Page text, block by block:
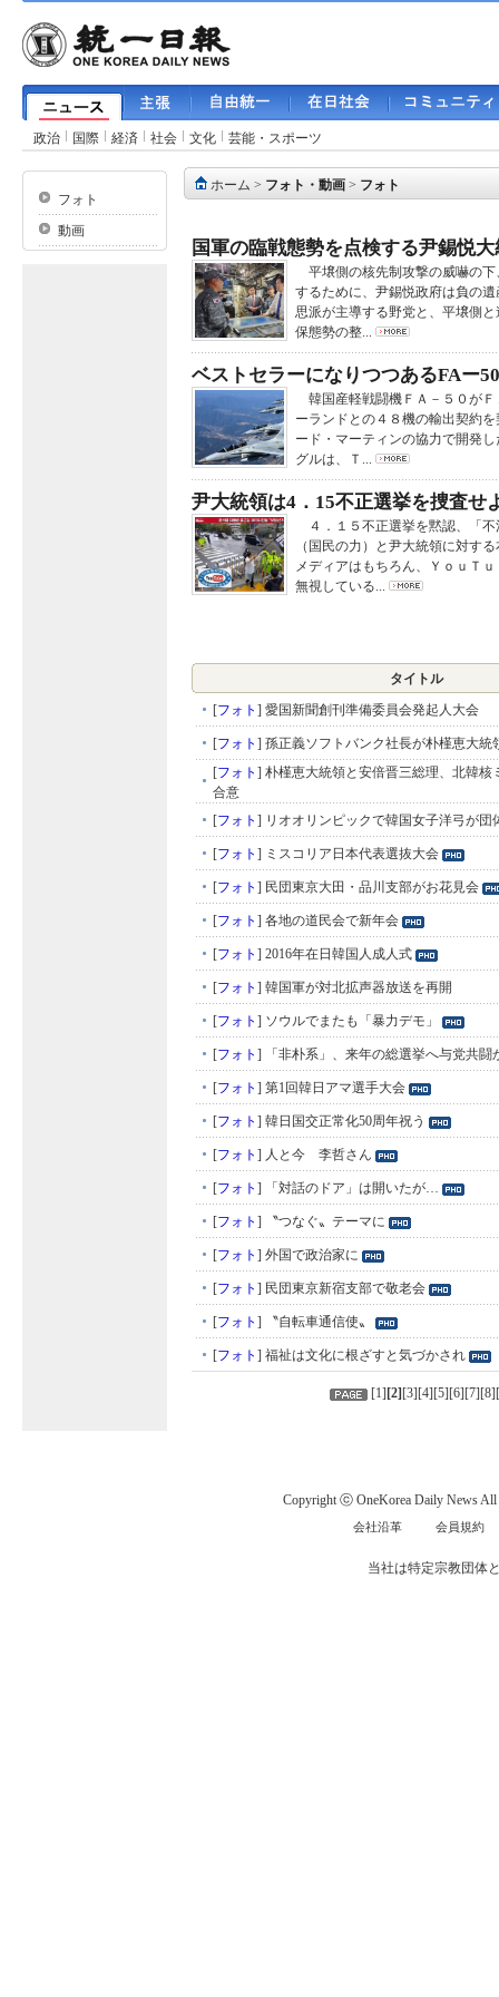
政治 国際 経済 社会 文化 芸能・スポーツ
フォト
動画
ホーム > フォト・動画 > フォト
国軍の臨戦態勢を点検する尹錫悦大
平壌側の核先制攻撃の威嚇の
するために、尹錫悦政府は負の
思派が主導する野党と、平壌側
保態勢の整...
ベストセラーになりつつあるFAー
韓国産軽戦闘機ＦＡ－５０が
ーランドとの４８機の輸出契約
ード・マーティンの協力で開発
グルは、Ｔ...
尹大統領は4．15不正選挙を捜査せ
４．１５不正選挙を黙認、「
（国民の力）と尹大統領に対す
メディアはもちろん、ＹｏｕＴ
無視している...
タイトル
[フォト ] 愛国新聞創刊準備委員会発起人大会
[フォト ] 孫正義ソフトバンク社長が朴槿恵大統
[フォト ] 朴槿恵大統領と安倍晋三総理、北韓核
合意
[フォト ] リオオリンピックで韓国女子洋弓が団
[フォト ] ミスコリア日本代表選抜大会
[フォト ] 民団東京大田・品川支部がお花見会
[フォト ] 各地の道民会で新年会
[フォト ] 2016年在日韓国人成人式
[フォト ] 韓国軍が対北拡声器放送を再開
[フォト ] ソウルでまたも「暴力デモ」
[フォト ] 「非朴系」、来年の総選挙へ与党共闘
[フォト ] 第1回韓日アマ選手大会
[フォト ] 韓日国交正常化50周年祝う
[フォト ] 人と今 李哲さん
[フォト ] 「対話のドア」は開いたが…
[フォト ] 〝つなぐ〟テーマに
[フォト ] 外国で政治家に
[フォト ] 民団東京新宿支部で敬老会
[フォト ] 〝自転車通信使〟
[フォト ] 福祉は文化に根ざすと気づかされ
[1] [2] [3][4][5][6][7][8][
Copyright ⓒ OneKorea Daily News All
会社沿革 会員規約
当社は特定宗教団体